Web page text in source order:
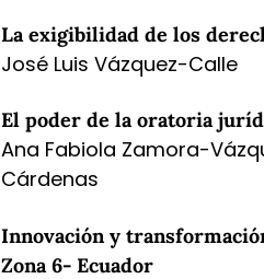
La exigibilidad de los
José Luis Vázquez-Calle
El poder de la oratoria
Ana Fabiola Zamora-
Cárdenas
Innovación y
Zona 6- Ecuador